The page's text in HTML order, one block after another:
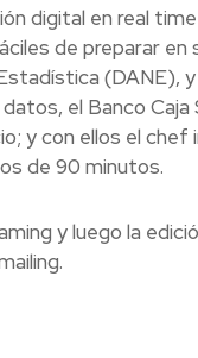
digital en real
de preparar en
(DANE),
el Banco
y con ellos el chef
de 90 minutos.
y luego la